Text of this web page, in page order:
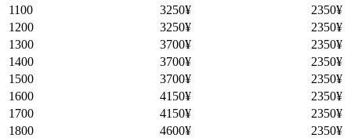
1100
3250¥
2350¥
1200
3250¥
2350¥
1300
3700¥
2350¥
1400
3700¥
2350¥
1500
3700¥
2350¥
1600
4150¥
2350¥
1700
4150¥
2350¥
1800
4600¥
2350¥